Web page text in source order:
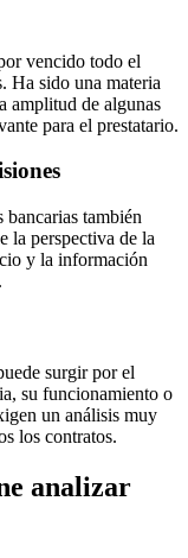
vencido todo el
Ha sido una materia
amplitud de algunas
para el prestatario.
bancarias también
la perspectiva de la
y la información
surgir por el
su funcionamiento o
un análisis muy
los contratos.
analizar